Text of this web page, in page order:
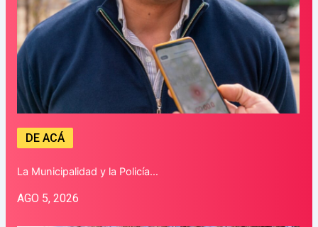
DE ACÁ
La Municipalidad y la Policía…
AGO 5, 2026